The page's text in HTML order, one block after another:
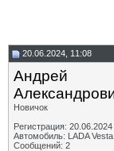
20.06.2024, 11:08
Андрей
Новичок
Регистрация: 20.06.2024
Автомобиль: LADA Vesta
Сообщений: 2